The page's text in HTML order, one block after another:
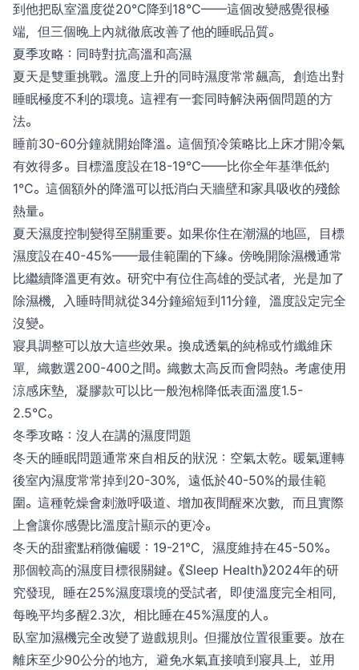
到他把臥室溫度從20°C降到18°C——這個改變感覺很極
端，但三個晚上內就徹底改善了他的睡眠品質。
夏季攻略：同時對抗高溫和高濕
夏天是雙重挑戰。溫度上升的同時濕度常常飆高，創造出對
睡眠極度不利的環境。這裡有一套同時解決兩個問題的方
法。
睡前30-60分鐘就開始降溫。這個預冷策略比上床才開冷氣
有效得多。目標溫度設在18-19°C——比你全年基準低約
1°C。這個額外的降溫可以抵消白天牆壁和家具吸收的殘餘
熱量。
夏天濕度控制變得至關重要。如果你住在潮濕的地區，目標
濕度設在40-45%——最佳範圍的下緣。傍晚開除濕機通常
比繼續降溫更有效。研究中有位住高雄的受試者，光是加了
除濕機，入睡時間就從34分鐘縮短到11分鐘，溫度設定完全
沒變。
寢具調整可以放大這些效果。換成透氣的純棉或竹纖維床
單，織數選200-400之間。織數太高反而會悶熱。考慮使用
涼感床墊，凝膠款可以比一般泡棉降低表面溫度1.5-
2.5°C。
冬季攻略：沒人在講的濕度問題
冬天的睡眠問題通常來自相反的狀況：空氣太乾。暖氣運轉
後室內濕度常常掉到20-30%，遠低於40-50%的最佳範
圍。這種乾燥會刺激呼吸道、增加夜間醒來次數，而且實際
上會讓你感覺比溫度計顯示的更冷。
冬天的甜蜜點稍微偏暖：19-21°C，濕度維持在45-50%。
那個較高的濕度目標很關鍵。《Sleep Health》2024年的研
究發現，睡在25%濕度環境的受試者，即使溫度完全相同，
每晚平均多醒2.3次，相比睡在45%濕度的人。
臥室加濕機完全改變了遊戲規則。但擺放位置很重要。放在
離床至少90公分的地方，避免水氣直接噴到寢具上，並用